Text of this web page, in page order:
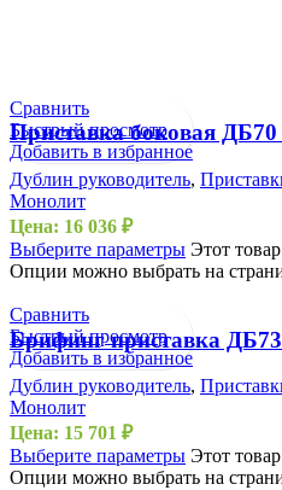
Сравнить
Быстрый просмотр
Добавить в избранное
Приставка боковая ДБ70
Дублин руководитель,
Монолит
Цена: 16 036 ₽
Выберите параметры Этот
Опции можно выбрать на
Сравнить
Быстрый просмотр
Добавить в избранное
Брифинг приставка ДБ73
Дублин руководитель,
Монолит
Цена: 15 701 ₽
Выберите параметры Этот
Опции можно выбрать на